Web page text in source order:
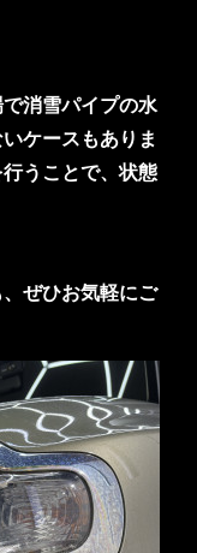
消雪パイプの水
ケースもありま
うことで、状態
ぜひお気軽にご